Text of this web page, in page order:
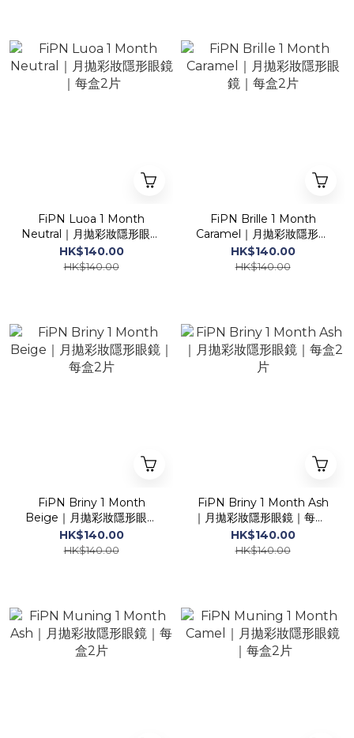
FiPN Luoa 1 Month
Neutral｜月拋彩妝隱形眼鏡
｜每盒2片
HK$140.00
HK$140.00
FiPN Brille 1 Month
Caramel｜月拋彩妝隱形眼
鏡｜每盒2片
HK$140.00
HK$140.00
FiPN Briny 1 Month
Beige｜月拋彩妝隱形眼鏡
｜每盒2片
HK$140.00
HK$140.00
FiPN Briny 1 Month Ash
｜月拋彩妝隱形眼鏡｜每盒2
片
HK$140.00
HK$140.00